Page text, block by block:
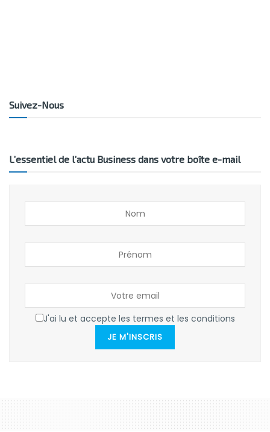
Suivez-Nous
L’essentiel de l’actu Business dans votre boîte e-mail
J'ai lu et accepte les termes et les conditions
JE M'INSCRIS